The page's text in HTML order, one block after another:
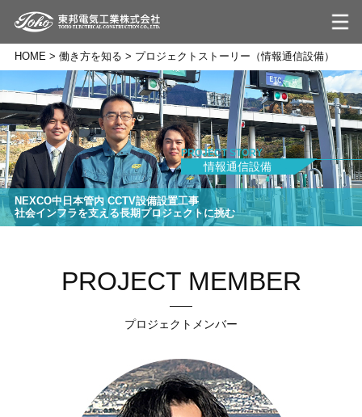
HOME > 働き方を知る > プロジェクトストーリー（情報通信設備）
NEXCO中日本管内 CCTV設備設置工事
社会インフラを支える長期プロジェクトに挑む
PROJECT STORY
情報通信設備
PROJECT MEMBER
プロジェクトメンバー